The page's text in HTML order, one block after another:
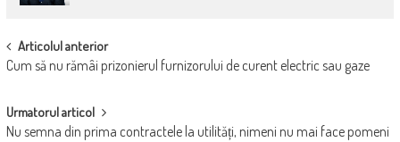
POST
NAVIGATION
Articolul anterior
Cum să nu rămâi prizonierul furnizorului de curent electric sau gaze
Urmatorul articol
Nu semna din prima contractele la utilități, nimeni nu mai face pomeni